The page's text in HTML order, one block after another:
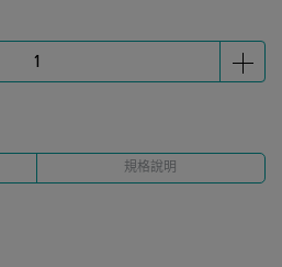
規格說明